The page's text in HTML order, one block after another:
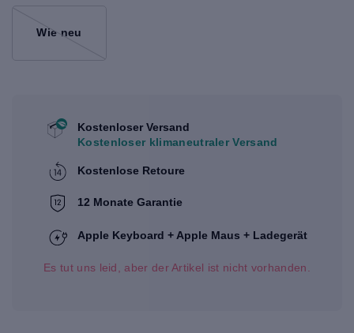
Wie neu
Kostenloser Versand
Kostenloser klimaneutraler Versand
Kostenlose Retoure
12 Monate Garantie
Apple Keyboard + Apple Maus + Ladegerät
Es tut uns leid, aber der Artikel ist nicht vorhanden.